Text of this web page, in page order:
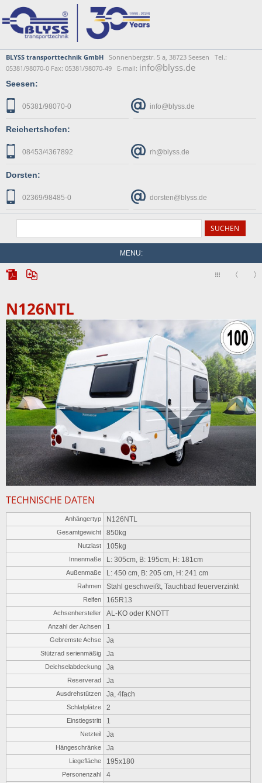
BLYSS transporttechnik GmbH Sonnenbergstr. 5 a, 38723 Seesen Tel.:
05381/98070-0 Fax: 05381/98070-49 E-mail: info@blyss.de
Seesen:
05381/98070-0 info@blyss.de
Reichertshofen:
08453/4367892 rh@blyss.de
Dorsten:
02369/98485-0 dorsten@blyss.de
MENU:
N126NTL
TECHNISCHE DATEN
Anhängertyp N126NTL
Gesamtgewicht 850kg
Nutzlast 105kg
Innenmaße L: 305cm, B: 195cm, H: 181cm
Außenmaße L: 450 cm, B: 205 cm, H: 241 cm
Rahmen Stahl geschweißt, Tauchbad feuerverzinkt
Reifen 165R13
Achsenhersteller AL-KO oder KNOTT
Anzahl der Achsen 1
Gebremste Achse Ja
Stützrad serienmäßig Ja
Deichselabdeckung Ja
Reserverad Ja
Ausdrehstützen Ja, 4fach
Schlafplätze 2
Einstiegstritt 1
Netzteil Ja
Hängeschränke Ja
Liegefläche 195x180
Personenzahl 4